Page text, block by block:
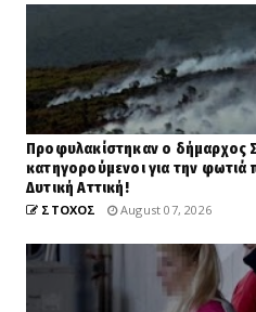
Προφυλακίστηκαν ο δήμαρχος
κατηγορούμενοι για την φωτιά
Δυτική Αττική!
ΣΤΟΧΟΣ August 07, 2026